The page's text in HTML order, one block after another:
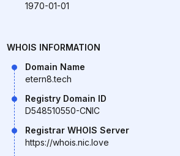
1970-01-01
WHOIS INFORMATION
Domain Name
etern8.tech
Registry Domain ID
D548510550-CNIC
Registrar WHOIS Server
https://whois.nic.love